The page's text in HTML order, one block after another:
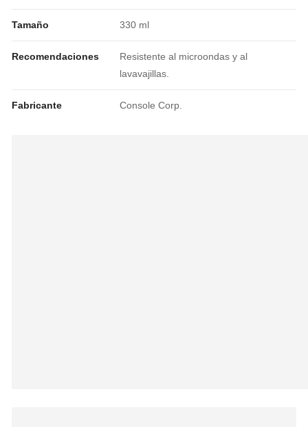
Tamaño 330 ml
Recomendaciones
Resistente al microondas y al
lavavajillas.
Fabricante Console Corp.